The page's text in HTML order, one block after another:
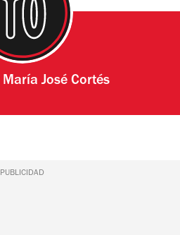
María José Cortés
PUBLICIDAD